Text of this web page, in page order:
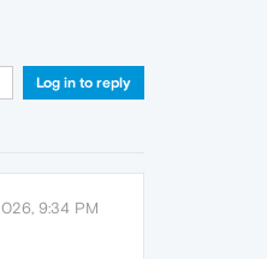
Log in to reply
9:34 PM